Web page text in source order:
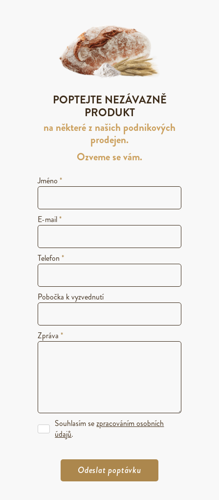
POPTEJTE NEZÁVAZNĚ
PRODUKT
na některé z našich podnikových
prodejen.
Ozveme se vám.
Jméno *
E-mail*
Telefon *
Pobočka k vyzvednutí
Zpráva *
Souhlasím sezpracováním osobních
údajů.